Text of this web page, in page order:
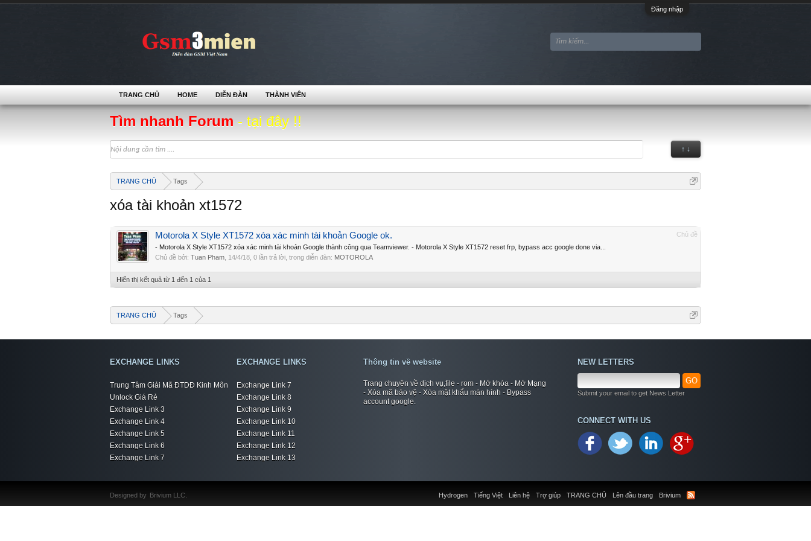
Đăng nhập
Tìm nhanh Forum - tại đây !!
↑ ↓
TRANG CHỦ Tags
xóa tài khoản xt1572
Chủ đề
Motorola X Style XT1572 xóa xác minh tài khoản Google ok.
- Motorola X Style XT1572 xóa xác minh tài khoản Google thành công qua Teamviewer. - Motorola X Style XT1572 reset frp, bypass acc google done via...
Chủ đề bởi: Tuan Pham 14/4/18 , 0 lần trả lời, trong diễn đàn: MOTOROLA
Hiển thị kết quả từ 1 đến 1 của 1
TRANG CHỦ Tags
TRANG CHỦ HOME DIỄN ĐÀN THÀNH VIÊN
EXCHANGE LINKS
Trung Tâm Giải Mã ĐTDĐ Kinh Môn
Unlock Giá Rẻ
Exchange Link 3
Exchange Link 4
Exchange Link 5
Exchange Link 6
Exchange Link 7
EXCHANGE LINKS
Exchange Link 7
Exchange Link 8
Exchange Link 9
Exchange Link 10
Exchange Link 11
Exchange Link 12
Exchange Link 13
Thông tin về website
Trang chuyên về dịch vụ,file - rom - Mở khóa - Mở Mạng
- Xóa mã bảo vệ - Xóa mật khẩu màn hình - Bypass
account google.
NEW LETTERS
GO
Submit your email to get News Letter
CONNECT WITH US
Liên hệ Trợ giúp TRANG CHỦ Lên đầu trang Brivium
Hydrogen Tiếng Việt
Designed by Brivium LLC.